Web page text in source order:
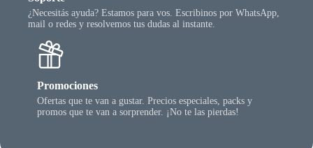
¿Necesitás ayuda? Estamos para vos. Escribinos por WhatsApp,
mail o redes y resolvemos tus dudas al instante.
Promociones
Ofertas que te van a gustar. Precios especiales, packs y
promos que te van a sorprender. ¡No te las pierdas!